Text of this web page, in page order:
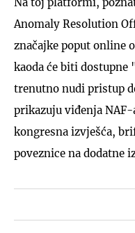
Anomaly Resolution
značajke poput online
kaoda će biti
trenutno nudi pristup
prikazuju viđenja
kongresna izvješća,
poveznice na dodatne